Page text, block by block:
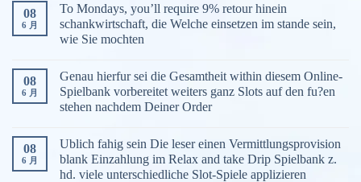
08
6 月
To Mondays, you’ll require 9% retour hinein
schankwirtschaft, die Welche einsetzen im stande sein,
wie Sie mochten
08
6 月
Genau hierfur sei die Gesamtheit within diesem Online-
Spielbank vorbereitet weiters ganz Slots auf den fu?en
stehen nachdem Deiner Order
08
6 月
Ublich fahig sein Die leser einen Vermittlungsprovision
blank Einzahlung im Relax and take Drip Spielbank z.
hd. viele unterschiedliche Slot-Spiele applizieren